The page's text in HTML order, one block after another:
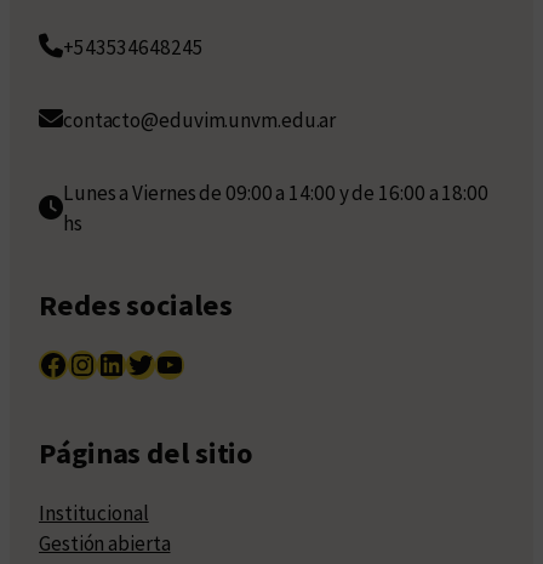
+543534648245
contacto@eduvim.unvm.edu.ar
Lunes a Viernes de 09:00 a 14:00 y de 16:00 a 18:00
hs
Redes sociales
Facebook InstagramLinkedIn Twitter YouTube
Páginas del sitio
Institucional
Gestión abierta